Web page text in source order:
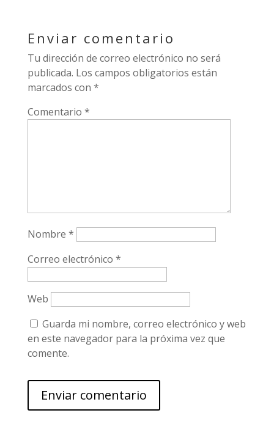
Enviar comentario
Tu dirección de correo electrónico no será
publicada. Los campos obligatorios están
marcados con *
Comentario *
Nombre *
Correo electrónico *
Web
Guarda mi nombre, correo electrónico y web
en este navegador para la próxima vez que
comente.